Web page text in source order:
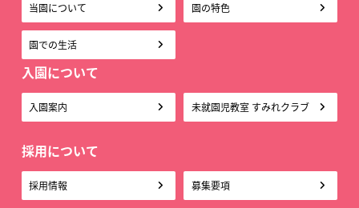
当園について 園の特色
園での生活
入園について
入園案内 未就園児教室 すみれクラブ
採用について
採用情報 募集要項